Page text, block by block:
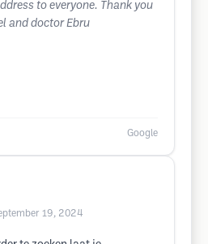
to everyone. Thank you
and doctor Ebru
Google
19, 2024